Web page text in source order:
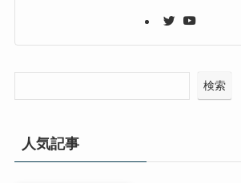
検索
人気記事